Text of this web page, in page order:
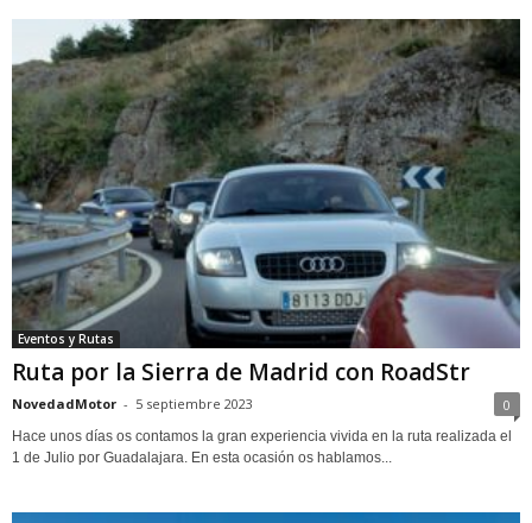
Eventos y Rutas
Ruta por la Sierra de Madrid con RoadStr
NovedadMotor - 5 septiembre 2023 0
Hace unos días os contamos la gran experiencia vivida en la ruta realizada el
1 de Julio por Guadalajara. En esta ocasión os hablamos...